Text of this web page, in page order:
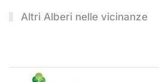
Altri Alberi nelle vicinanze